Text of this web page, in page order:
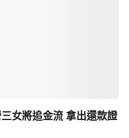
女將追金流 拿出還款證